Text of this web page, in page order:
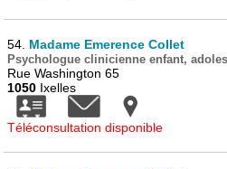
54. Madame Emerence Collet
Psychologue clinicienne enfant,
Rue Washington 65
1050 Ixelles
Téléconsultation disponible